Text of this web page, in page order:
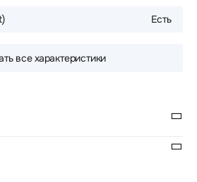
Есть
все характеристики